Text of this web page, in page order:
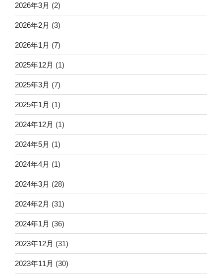
2026年3月 (2)
2026年2月 (3)
2026年1月 (7)
2025年12月 (1)
2025年3月 (7)
2025年1月 (1)
2024年12月 (1)
2024年5月 (1)
2024年4月 (1)
2024年3月 (28)
2024年2月 (31)
2024年1月 (36)
2023年12月 (31)
2023年11月 (30)